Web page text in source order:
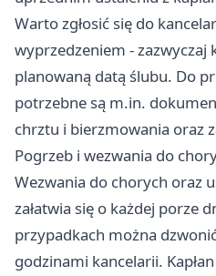
Warto zgłosić się do
wyprzedzeniem - zazwyczaj
planowaną datą ślubu. Do
potrzebne są m.in.
chrztu i bierzmowania oraz
Pogrzeb i wezwania do
Wezwania do chorych oraz
załatwia się o każdej porze
przypadkach można
godzinami kancelarii.